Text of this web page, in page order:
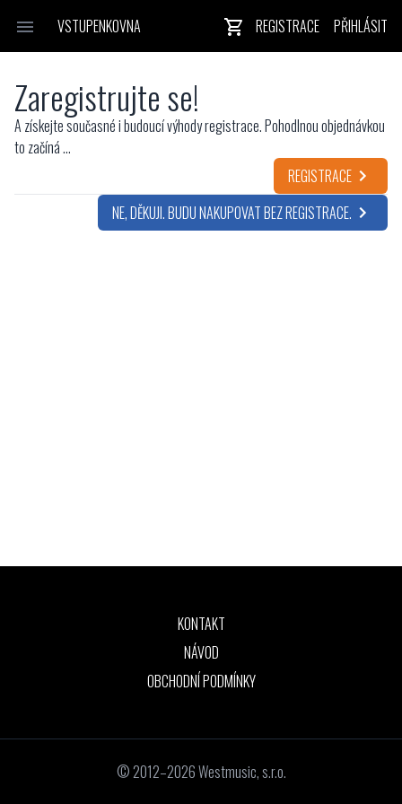
VSTUPENKOVNA REGISTRACE PŘIHLÁSIT
Zaregistrujte se!
A získejte současné i budoucí výhody registrace. Pohodlnou objednávkou
to začíná ...
REGISTRACE
NE, DĚKUJI. BUDU NAKUPOVAT BEZ REGISTRACE.
KONTAKT
NÁVOD
OBCHODNÍ PODMÍNKY
© 2012–2026 Westmusic, s.r.o.